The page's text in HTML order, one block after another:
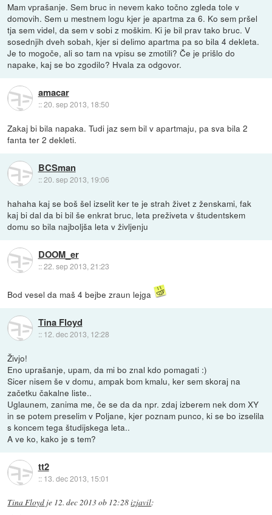
Mam vprašanje. Sem bruc in nevem kako točno zgleda tole v
domovih. Sem u mestnem logu kjer je apartma za 6. Ko sem pršel
tja sem videl, da sem v sobi z moškim. Ki je bil prav tako bruc. V
sosednjih dveh sobah, kjer si delimo apartma pa so bila 4 dekleta.
Je to mogoče, ali so tam na vpisu se zmotili? Če je prišlo do
napake, kaj se bo zgodilo? Hvala za odgovor.
amacar
::20. sep 2013, 18:50
Zakaj bi bila napaka. Tudi jaz sem bil v apartmaju, pa sva bila 2
fanta ter 2 dekleti.
BCSman
::20. sep 2013, 19:06
hahaha kaj se boš šel izselit ker te je strah živet z ženskami, fak
kaj bi dal da bi bil še enkrat bruc, leta preživeta v študentskem
domu so bila najboljša leta v življenju
DOOM_er
::22. sep 2013, 21:23
Bod vesel da maš 4 bejbe zraun lejga
Tina Floyd
:: 12. dec 2013, 12:28
Živjo!
Eno uprašanje, upam, da mi bo znal kdo pomagati :)
Sicer nisem še v domu, ampak bom kmalu, ker sem skoraj na
začetku čakalne liste..
Uglaunem, zanima me, če se da da npr. zdaj izberem nek dom XY
in se potem preselim v Poljane, kjer poznam punco, ki se bo izselila
s koncem tega študijskega leta..
A ve ko, kako je s tem?
tt2
:: 13. dec 2013, 15:01
Tina Floyd je 12. dec 2013 ob 12:28izjavil: